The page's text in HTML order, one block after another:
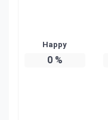
Happy
0%